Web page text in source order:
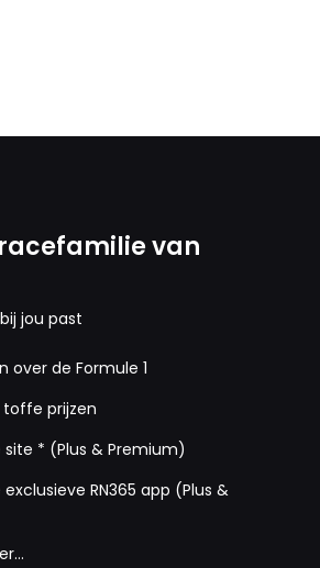
van
jou past
over de Formule 1
toffe prijzen
* (Plus & Premium)
RN365 app (Plus &